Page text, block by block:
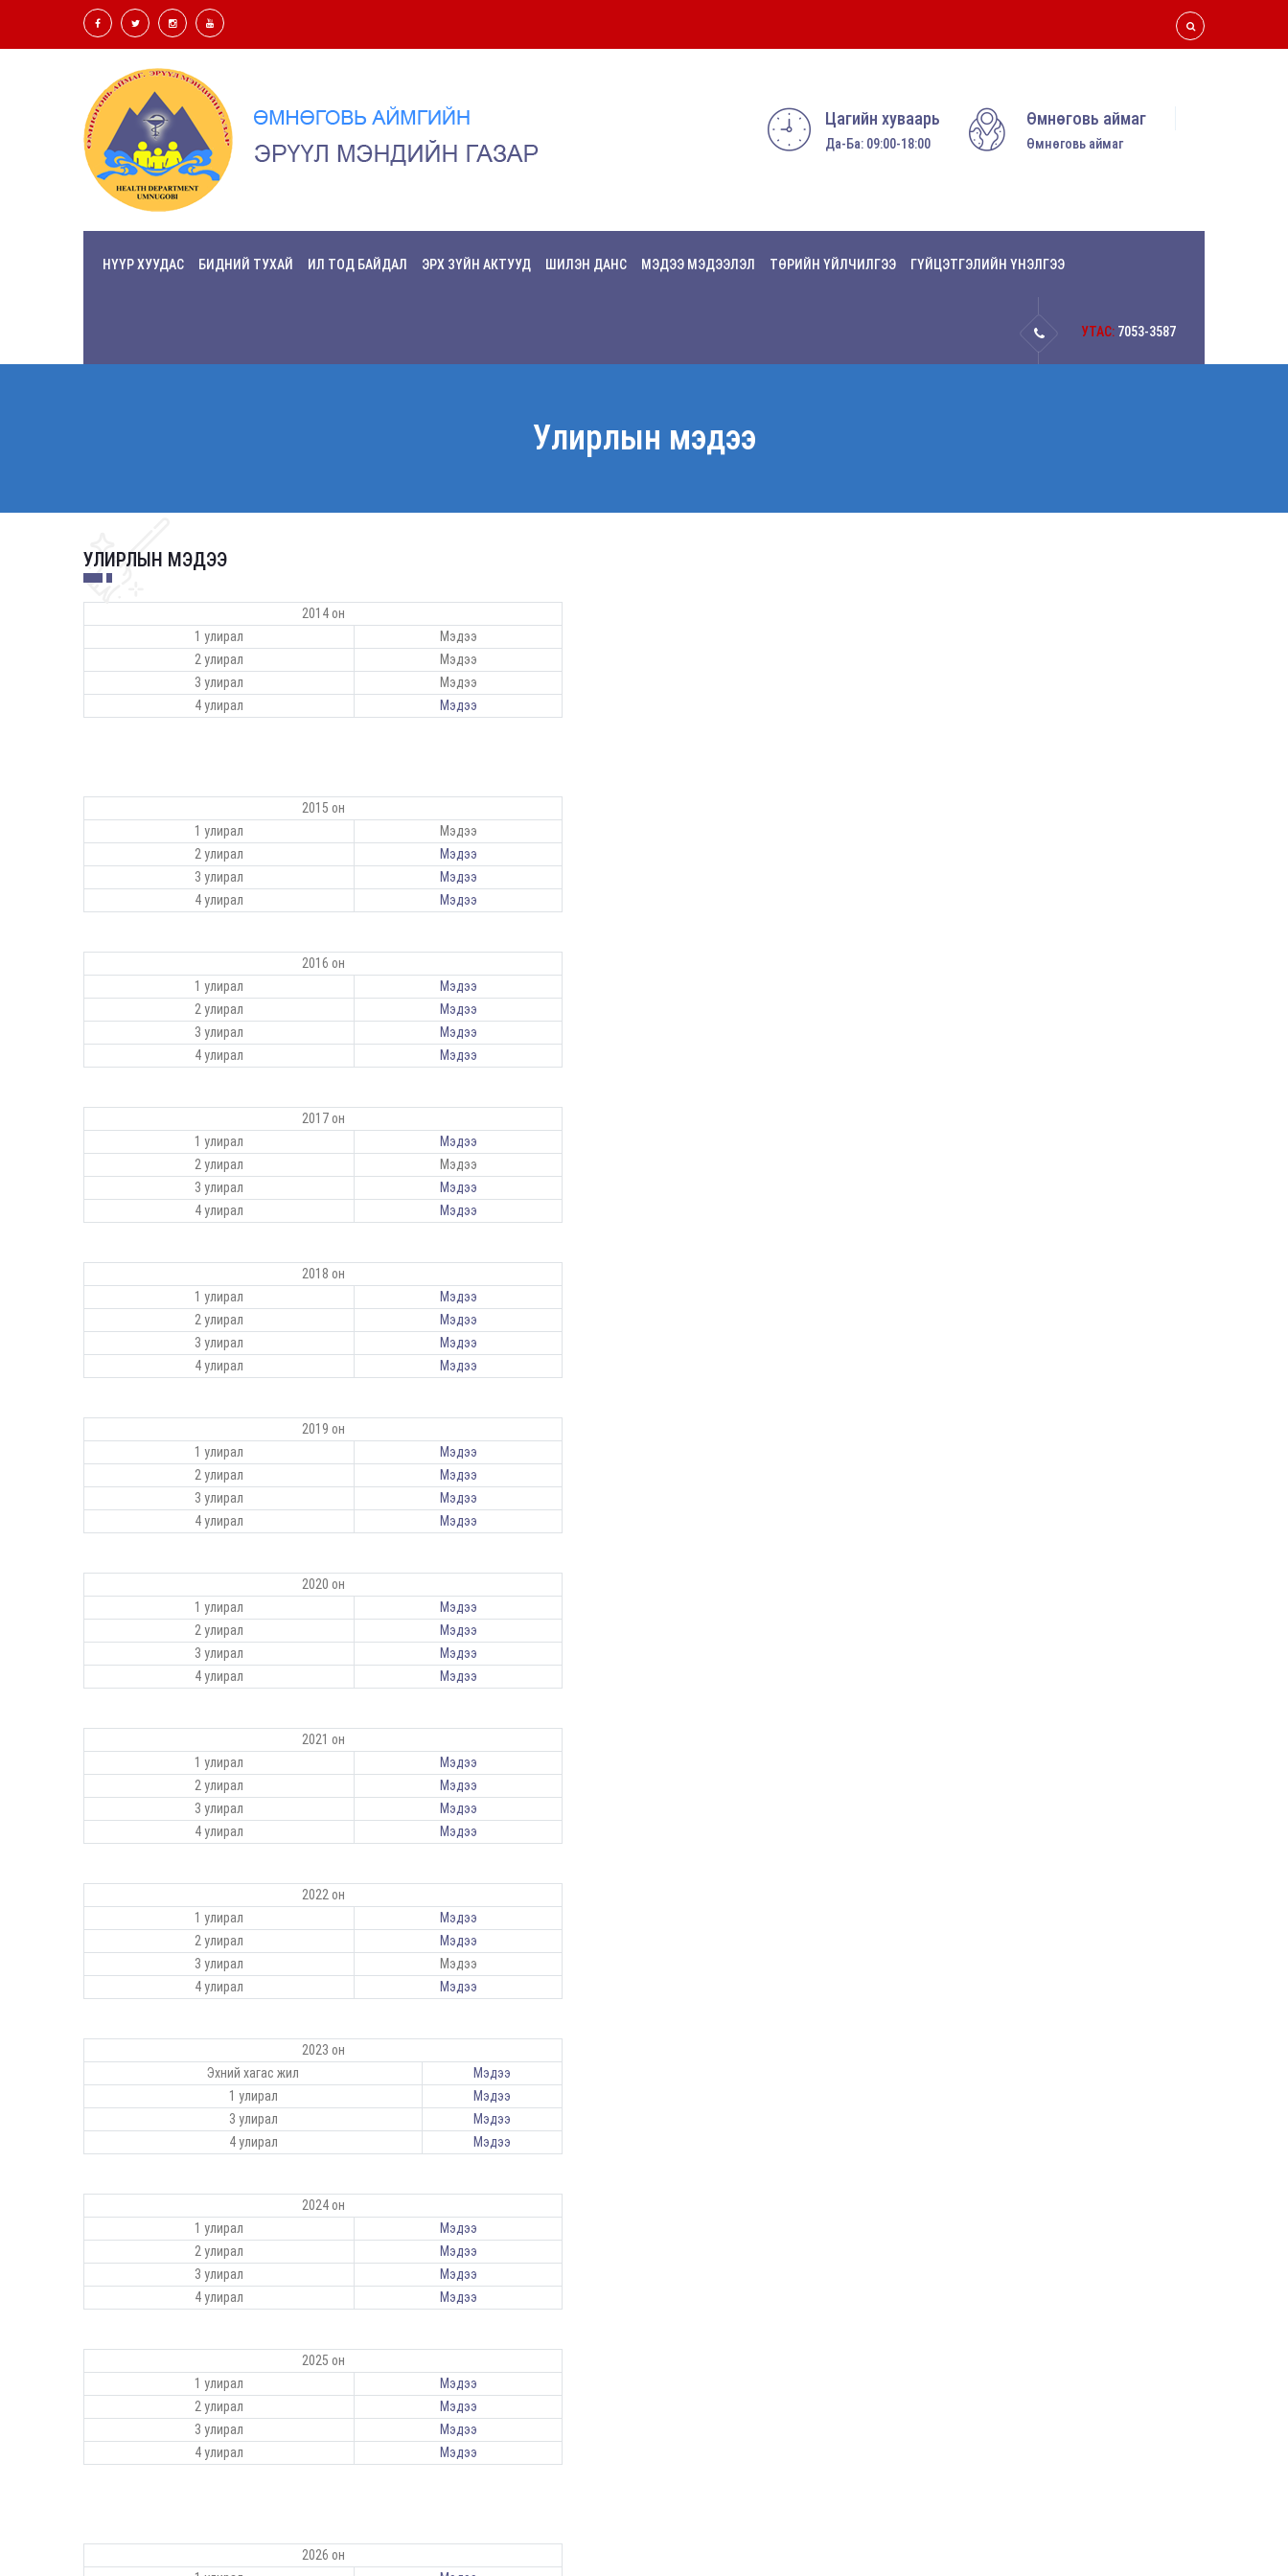
Цагийн хуваарь
Да-Ба: 09:00-18:00
Өмнөговь аймаг
Өмнөговь аймаг
НҮҮР ХУУДАС БИДНИЙ ТУХАЙ ИЛ ТОД БАЙДАЛ ЭРХ ЗҮЙН АКТУУД ШИЛЭН ДАНС МЭДЭЭ МЭДЭЭЛЭЛ ТӨРИЙН ҮЙЛЧИЛГЭЭ ГҮЙЦЭТГЭЛИЙН ҮНЭЛГЭЭ
УТАС: 7053-3587
Улирлын мэдээ
УЛИРЛЫН МЭДЭЭ
2014 он
1 улирал
Мэдээ
2 улирал
Мэдээ
3 улирал
Мэдээ
4 улирал
Мэдээ
2015 он
1 улирал
Мэдээ
2 улирал
Мэдээ
3 улирал
Мэдээ
4 улирал
Мэдээ
2016 он
1 улирал
Мэдээ
2 улирал
Мэдээ
3 улирал
Мэдээ
4 улирал
Мэдээ
2017 он
1 улирал
Мэдээ
2 улирал
Мэдээ
3 улирал
Мэдээ
4 улирал
Мэдээ
2018 он
1 улирал
Мэдээ
2 улирал
Мэдээ
3 улирал
Мэдээ
4 улирал
Мэдээ
2019 он
1 улирал
Мэдээ
2 улирал
Мэдээ
3 улирал
Мэдээ
4 улирал
Мэдээ
2020 он
1 улирал
Мэдээ
2 улирал
Мэдээ
3 улирал
Мэдээ
4 улирал
Мэдээ
2021 он
1 улирал
Мэдээ
2 улирал
Мэдээ
3 улирал
Мэдээ
4 улирал
Мэдээ
2022 он
1 улирал
Мэдээ
2 улирал
Мэдээ
3 улирал
Мэдээ
4 улирал
Мэдээ
2023 он
Эхний хагас жил
Мэдээ
1 улирал
Мэдээ
3 улирал
Мэдээ
4 улирал
Мэдээ
2024 он
1 улирал
Мэдээ
2 улирал
Мэдээ
3 улирал
Мэдээ
4 улирал
Мэдээ
2025 он
1 улирал
Мэдээ
2 улирал
Мэдээ
3 улирал
Мэдээ
4 улирал
Мэдээ
2026 он